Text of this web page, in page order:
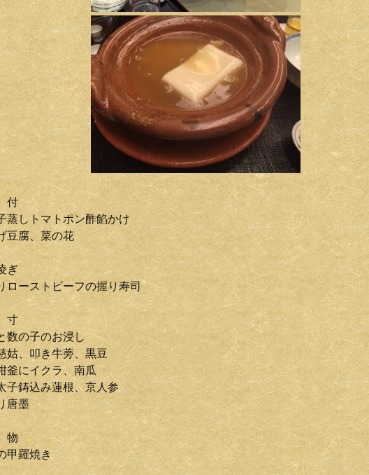
付
蒸しトマトポン酢餡かけ
豆腐、菜の花
ぎ
ローストビーフの握り寿司
寸
数の子のお浸し
姑、叩き牛蒡、黒豆
釜にイクラ、南瓜
子鋳込み蓮根、京人参
唐墨
物
甲羅焼き